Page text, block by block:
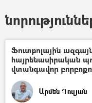
Ֆուտբոլային
հայրենասիրական
վտանգավոր
Արմեն Դուլյան